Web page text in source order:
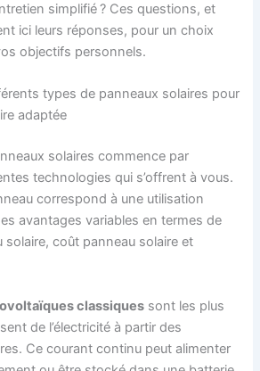
simplifié ? Ces questions, et
ici leurs réponses, pour un choix
objectifs personnels.
types de panneaux solaires pour
adaptée
solaires commence par
technologies qui s’offrent à vous.
correspond à une utilisation
avantages variables en termes de
solaire, coût panneau solaire et
classiques sont les plus
de l’électricité à partir des
Ce courant continu peut alimenter